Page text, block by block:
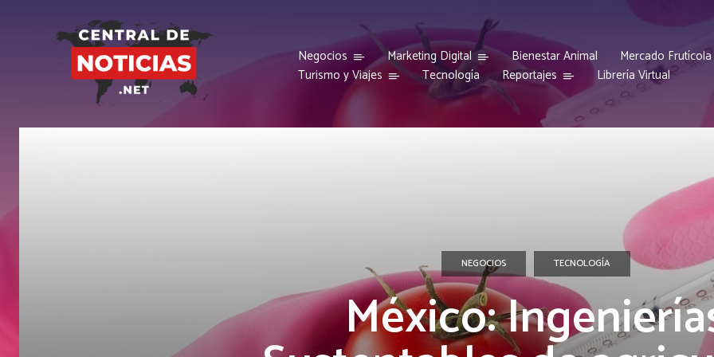
Negocios Marketing Digital Bienestar Animal
Mercado Frutícola
Turismo y Viajes
Tecnología Reportajes Librería Virtual
NEGOCIOS TECNOLOGÍA
México: